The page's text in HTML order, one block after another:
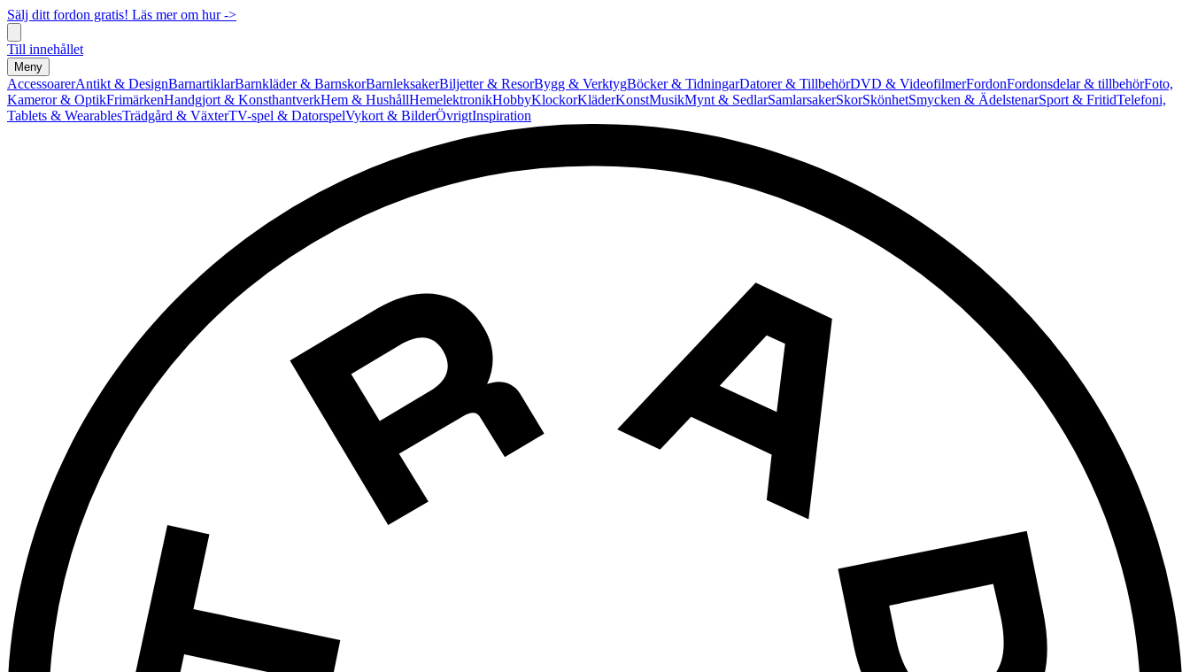
Sälj ditt fordon gratis! Läs mer om hur ->
Till innehållet
Meny
AccessoarerAntikt & DesignBarnartiklarBarnkläder & BarnskorBarnleksakerBiljetter & ResorBygg & VerktygBöcker & TidningarDatorer & TillbehörDVD & VideofilmerFordonFordonsdelar & tillbehörFoto,
Kameror & OptikFrimärkenHandgjort & KonsthantverkHem & HushållHemelektronikHobbyKlockorKläderKonstMusikMynt & SedlarSamlarsakerSkorSkönhetSmycken & ÄdelstenarSport & FritidTelefoni,
Tablets & WearablesTrädgård & VäxterTV-spel & DatorspelVykort & BilderÖvrigtInspiration